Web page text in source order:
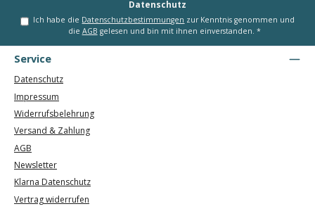
Datenschutz
Ich habe die Datenschutzbestimmungen zur Kenntnis genommen und
die AGB gelesen und bin mit ihnen einverstanden. *
Service
Datenschutz
Impressum
Widerrufsbelehrung
Versand & Zahlung
AGB
Newsletter
Klarna Datenschutz
Vertrag widerrufen